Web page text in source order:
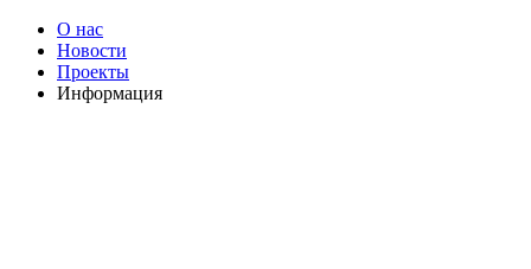
О нас
Новости
Проекты
Информация